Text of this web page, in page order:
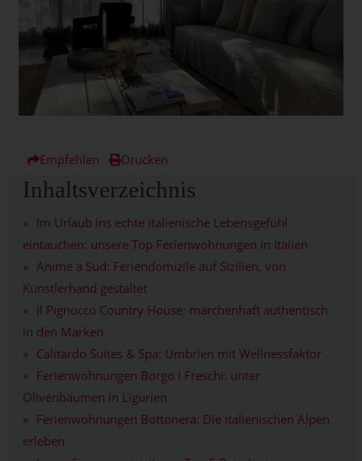
Empfehlen Drucken
Inhaltsverzeichnis
Im Urlaub ins echte italienische Lebensgefühl
eintauchen: unsere Top Ferienwohnungen in Italien
Anime a Sud: Feriendomizile auf Sizilien, von
Künstlerhand gestaltet
Il Pignocco Country House: märchenhaft authentisch
in den Marken
Calitardo Suites & Spa: Umbrien mit Wellnessfaktor
Ferienwohnungen Borgo I Freschi: unter
Olivenbäumen in Ligurien
Ferienwohnungen Bottonera: Die italienischen Alpen
erleben